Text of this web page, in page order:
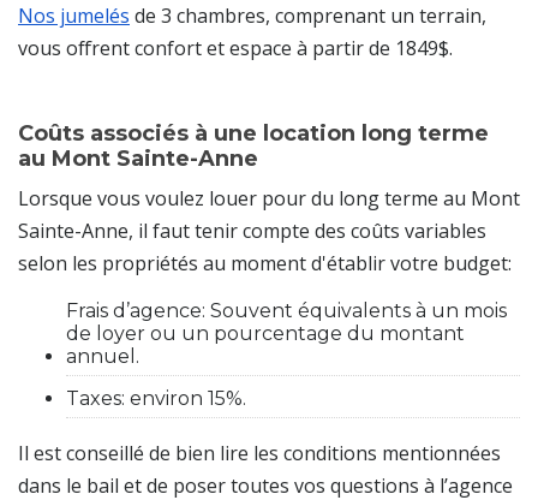
Nos jumelés de 3 chambres, comprenant un terrain,
vous offrent confort et espace à partir de 1849$.
Coûts associés à une location long terme
au Mont Sainte-Anne
Lorsque vous voulez louer pour du long terme au Mont
Sainte-Anne, il faut tenir compte des coûts variables
selon les propriétés au moment d'établir votre budget:
Frais d’agence: Souvent équivalents à un mois
de loyer ou un pourcentage du montant
annuel.
Taxes: environ 15%.
Il est conseillé de bien lire les conditions mentionnées
dans le bail et de poser toutes vos questions à l’agence